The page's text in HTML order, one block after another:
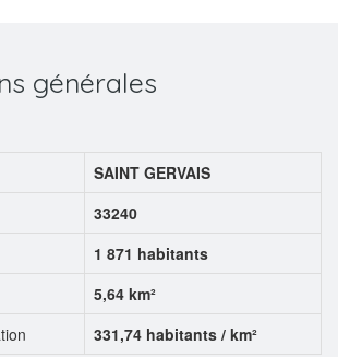
générales
SAINT GERVAIS
33240
1 871 habitants
5,64 km²
331,74 habitants / km²